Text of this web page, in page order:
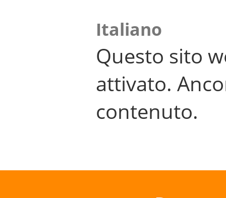
Italiano
Questo sito
attivato.
contenuto.